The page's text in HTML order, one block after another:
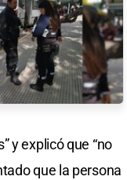
y explicó que “no
que la persona